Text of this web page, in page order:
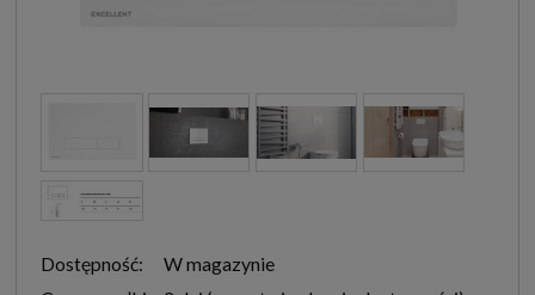
Dostępność:
W magazynie